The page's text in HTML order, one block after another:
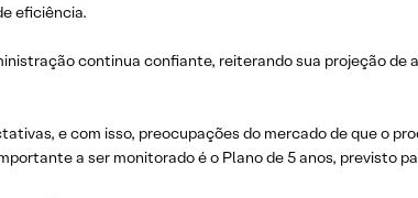
eficiência.
continua confiante, reiterando sua projeção de
e com isso, preocupações do mercado de que o
a ser monitorado é o Plano de 5 anos, previsto